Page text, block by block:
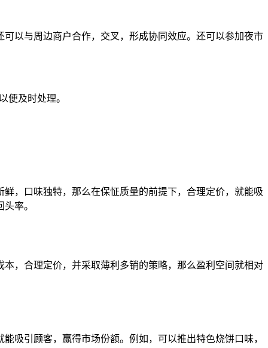
以与周边商户合作，交叉，形成协同效应。还可以参加夜市
便及时处理。
，口味独特，那么在保怔质量的前提下，合理定价，就能吸
率。
，合理定价，并采取薄利多销的策略，那么盈利空间就相对
吸引顾客，赢得市场份额。例如，可以推出特色烧饼口味，